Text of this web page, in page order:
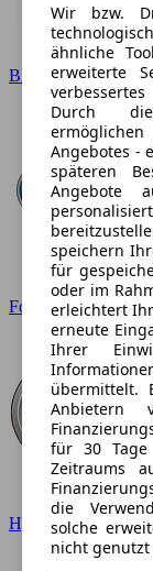
BMW
Ford
Hyundai
Wir bzw.
ähnliche
erweiterte
Durch
Angebotes -
späteren
Angebote
speichern
für
oder im
erleichtert
erneute
Ihrer
übermittelt.
Anbietern
für 30
Zeitraums
die
solche
nicht genutzt